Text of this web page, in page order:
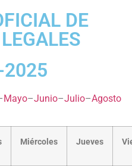
DE
Mayo–Junio–Julio–Agosto
Miércoles Jueves